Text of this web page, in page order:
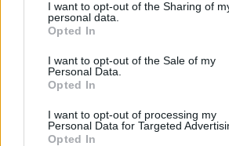
not limited to your visit or usage
grant or deny consent to Google and its
use your data for below specified
consent section.
I want to opt-out of the Sharing of
personal data.
Opted In
I want to opt-out of the Sale of my
Personal Data.
Opted In
I want to opt-out of processing my
Personal Data for Targeted
Opted In
este artículo.